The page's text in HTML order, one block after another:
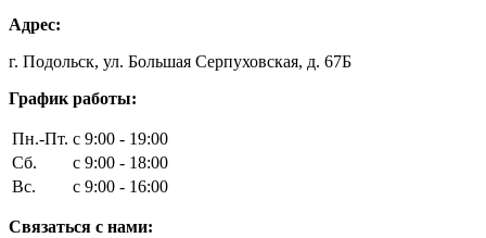
Адрес:
г. Подольск, ул. Большая Серпуховская, д. 67Б
График работы:
Пн.-Пт. с 9:00 - 19:00
Сб.
с 9:00 - 18:00
Вс.
с 9:00 - 16:00
Связаться с нами: